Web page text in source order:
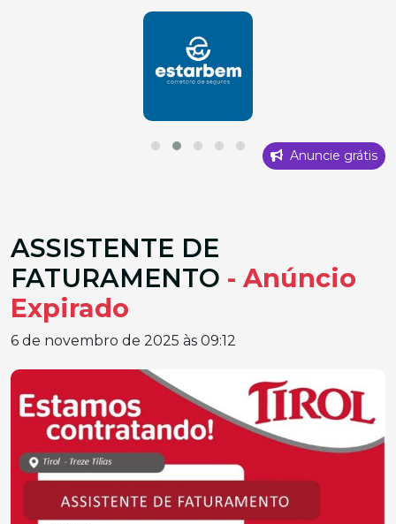
Anuncie grátis
ASSISTENTE DE
FATURAMENTO - Anúncio
Expirado
6 de novembro de 2025 às 09:12